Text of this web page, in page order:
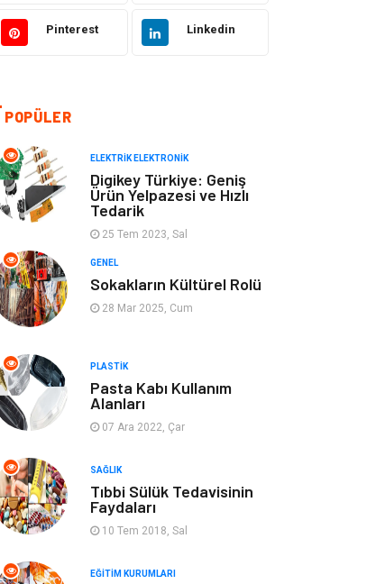
Ulaşım ve
Alışveriş
Bilgisayar ve
Emlak Yapı İnşaat
Mobilya Organizasyon
Eğitim Kurumları
Tekstil
Aksesuar
Güzellik Finans & Ekonomi
Maden ve Metal
Bahçe Ev İnternet
Pinterest Linkedin
POPÜLER
ELEKTRIK ELEKTRONIK
Digikey Türkiye: Geniş
Ürün Yelpazesi ve Hızlı
Tedarik
25 Tem 2023, Sal
GENEL
Sokakların Kültürel Rolü
28 Mar 2025, Cum
PLASTIK
Pasta Kabı Kullanım
Alanları
07 Ara 2022, Çar
SAĞLIK
Tıbbi Sülük Tedavisinin
Faydaları
10 Tem 2018, Sal
EĞITIM KURUMLARI